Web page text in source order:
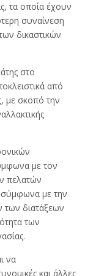
τα οποία έχουν
συναίνεση
δικαστικών
στο
από
με σκοπό την
με τον
πελατών
με την
διατάξεων
των
να
και άλλες